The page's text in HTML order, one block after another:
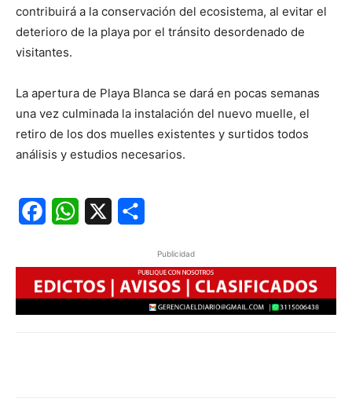
contribuirá a la conservación del ecosistema, al evitar el
deterioro de la playa por el tránsito desordenado de
visitantes.
La apertura de Playa Blanca se dará en pocas semanas
una vez culminada la instalación del nuevo muelle, el
retiro de los dos muelles existentes y surtidos todos
análisis y estudios necesarios.
FacebookWhatsApp
Publicidad